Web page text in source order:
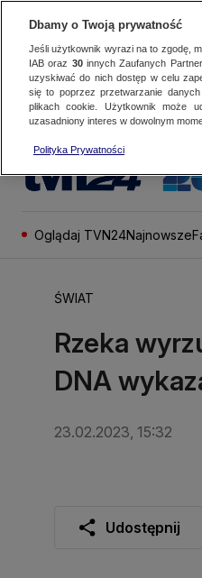
Oglądaj TVN24Najnowsze
ŚWIAT
Rzeka
DNA
23.02.2023, 15:32
Udostępnij
Dbamy o Twoją prywatność
Jeśli użytkownik wyrazi na to zgodę,
IAB oraz 30innych Zaufanych
uzyskiwać do nich dostęp w celu
się to poprzez przetwarzanie
plikach cookie. Użytkownik może
uzasadniony interes w dowolnym
Polityka Prywatności